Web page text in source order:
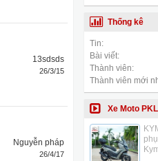
13sdsds
26/3/15
Nguyễn pháp
26/4/17
Thống kê
Tin:
Bài viết:
Thành viên:
Thành viên mới
Xe Moto